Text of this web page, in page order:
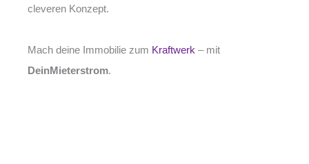
cleveren Konzept.
Mach deine Immobilie zum Kraftwerk – mit
DeinMieterstrom.